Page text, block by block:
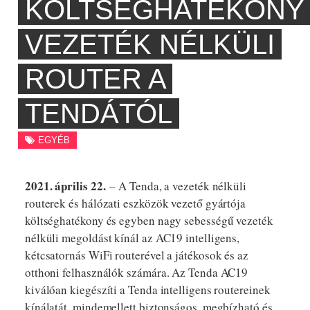
KÖLTSÉGHATÉKONY
VEZETÉK NÉLKÜLI
ROUTER A
TENDÁTÓL
EGYÉB
2021. április 22.– A Tenda, a vezeték nélküli
routerek és hálózati eszközök vezető gyártója
költséghatékony és egyben nagy sebességű vezeték
nélküli megoldást kínál az AC19 intelligens,
kétcsatornás WiFi routerével a játékosok és az
otthoni felhasználók számára. Az Tenda AC19
kiválóan kiegészíti a Tenda intelligens routereinek